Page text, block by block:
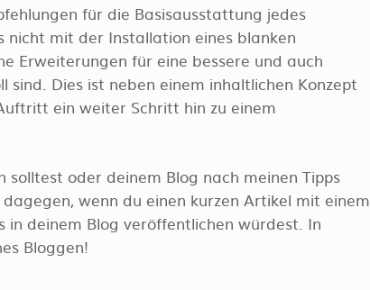
für die Basisausstattung jedes
nicht mit der Installation eines blanken
Erweiterungen für eine bessere und auch
sind. Dies ist neben einem inhaltlichen Konzept
ein weiter Schritt hin zu einem
oder deinem Blog nach meinen Tipps
wenn du einen kurzen Artikel mit einem
in deinem Blog veröffentlichen würdest. In
Bloggen!